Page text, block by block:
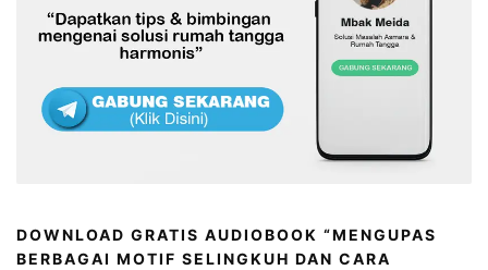
DOWNLOAD GRATIS AUDIOBOOK “MENGUPAS
BERBAGAI MOTIF SELINGKUH DAN CARA